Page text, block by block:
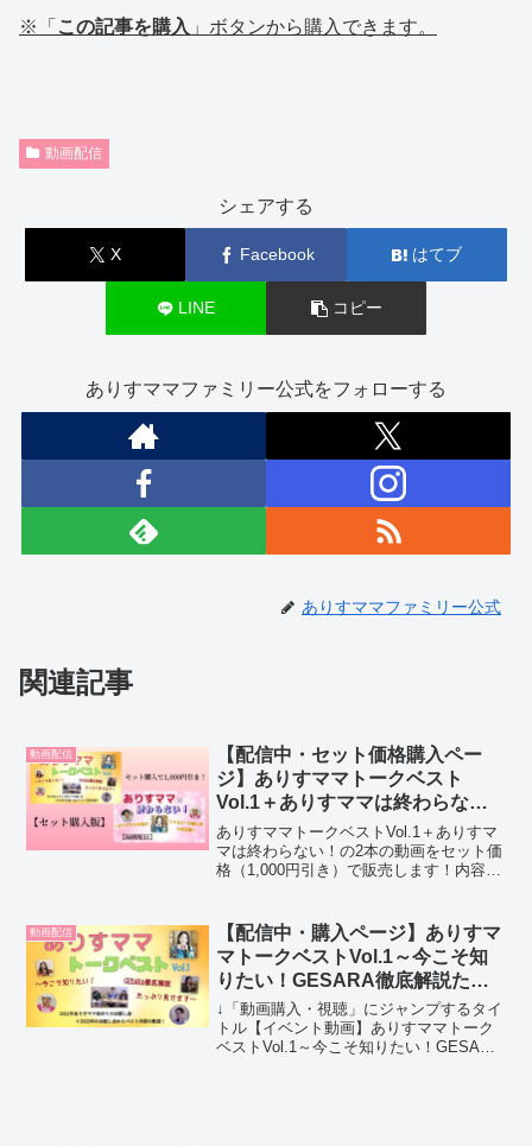
※ 「 この記事を購入 」 ボタンから購入できます。
動画配信
シェアする
X Facebook はてブ
LINE コピー
ありすママファミリー公式をフォローする
ありすママファミリー公式
関連記事
動画配信
【配信中・セット価格購入ペー
ジ】ありすママトークベスト
Vol.1＋ありすママは終わらな
い！
ありすママトークベストVol.1＋ありすマ
マは終わらない！の2本の動画をセット価
格（1,000円引き）で販売します！内容
説たっぷり見せます～2021～2022年...
動画配信
【配信中・購入ページ】ありすマ
マトークベストVol.1～今こそ知
りたい！GESARA徹底解説たっ
ぷり見せます～
↓「動画購入・視聴」にジャンプするタイ
トル【イベント動画】ありすママトーク
ベストVol.1～今こそ知りたい！GESARA